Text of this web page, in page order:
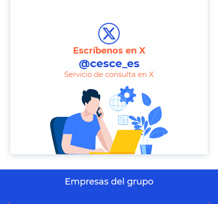
Escríbenos en X
@cesce_es
Servicio de consulta en X
Empresas del grupo